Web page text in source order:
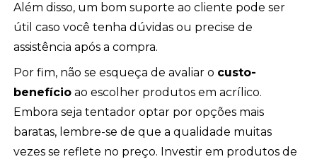
Além disso, um bom suporte ao cliente pode ser
útil caso você tenha dúvidas ou precise de
assistência após a compra.
Por fim, não se esqueça de avaliar o custo-
benefício ao escolher produtos em acrílico.
Embora seja tentador optar por opções mais
baratas, lembre-se de que a qualidade muitas
vezes se reflete no preço. Investir em produtos de